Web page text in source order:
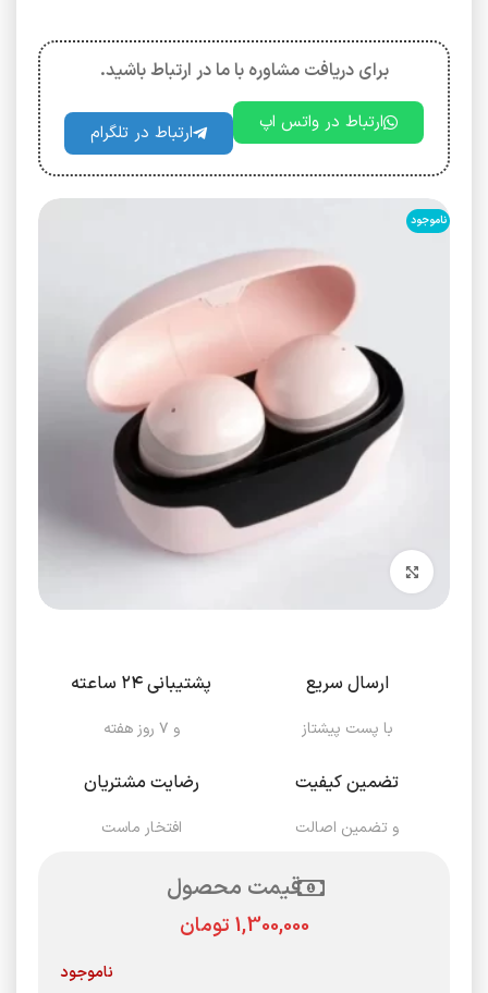
برای دریافت مشاوره با ما در ارتباط باشید.
ارتباط در واتس اپ ارتباط در تلگرام
ناموجود
ارسال سریع
با پست پیشتاز
پشتیبانی ۲۴ ساعته
و ۷ روز هفته
تضمین کیفیت
و تضمین اصالت
رضایت مشتریان
افتخار ماست
قیمت محصول
تومان
ناموجود